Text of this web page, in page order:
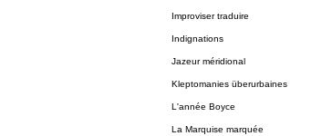
Improviser traduire
Indignations
Jazeur méridional
Kleptomanies überurbaines
L'année Boyce
La Marquise marquée